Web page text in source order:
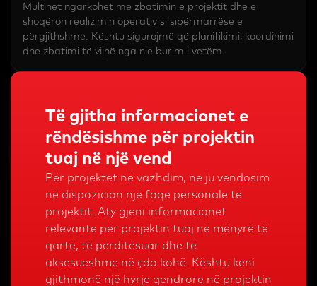
Multinet ngarkohet me zbatimin e projektit dhe e
shoqëron realizimin operativ si sipërmarrëse e
përgjithshme. Kështu sigurojmë që planifikimi, koordinimi
dhe zbatimi të vijnë nga një burim i vetëm.
Të gjitha informacionet e
rëndësishme për projektin
tuaj në një vend
Për projektet në vazhdim, ne ju vendosim
në dispozicion një faqe personale të
projektit. Aty gjeni informacionet
relevante për projektin tuaj në mënyrë të
qartë, të përditësuar dhe të
aksesueshme në çdo kohë. Kështu keni
gjithmonë një hyrje qendrore në projektin